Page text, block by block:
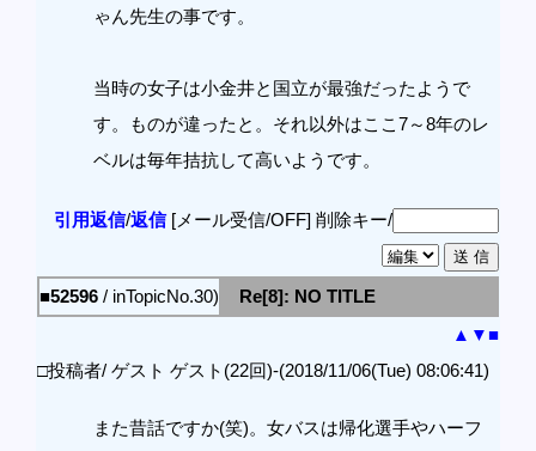
ゃん先生の事です。
当時の女子は小金井と国立が最強だったようで
す。ものが違ったと。それ以外はここ7～8年のレ
ベルは毎年拮抗して高いようです。
引用返信/返信[メール受信/OFF] 削除キー/
■52596 / inTopicNo.30)
Re[8]: NO TITLE
▲ ▼■
□投稿者/ ゲスト ゲスト(22回)-(2018/11/06(Tue) 08:06:41)
また昔話ですか(笑)。女バスは帰化選手やハーフ